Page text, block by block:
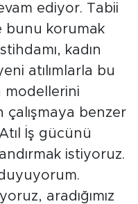
ediyor. Tabii
bunu korumak
kadın
atılımlarla bu
modellerini
çalışmaya benzer
İş gücünü
istiyoruz.
aradığımız